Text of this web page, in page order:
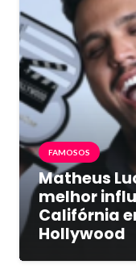
FAMOSOS
Matheus
melhor
Califórnia
Hollywood